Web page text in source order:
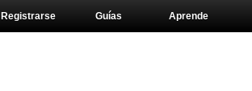
Aprende
Guías
Registrarse